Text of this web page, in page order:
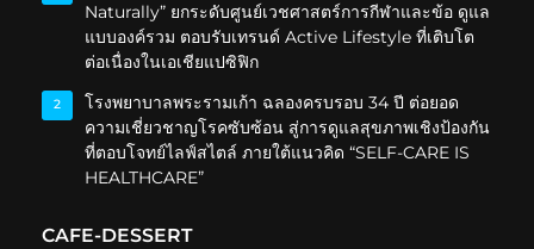
Naturally” ยกระดับศูนย์เวชศาสตร์การกีฬาและข้อ ดูแล
แบบองค์รวม ตอบรับเทรนด์ Active Lifestyle ที่เติบโต
ต่อเนื่องในเอเชียแปซิฟิก
2
โรงพยาบาลพระรามเก้า ฉลองครบรอบ 34 ปี ต่อยอด
ความเชี่ยวชาญโรคซับซ้อน สู่การดูแลสุขภาพเชิงป้องกัน
ที่ตอบโจทย์ไลฟ์สไตล์ ภายใต้แนวคิด “SELF-CARE IS
HEALTHCARE”
CAFE-DESSERT